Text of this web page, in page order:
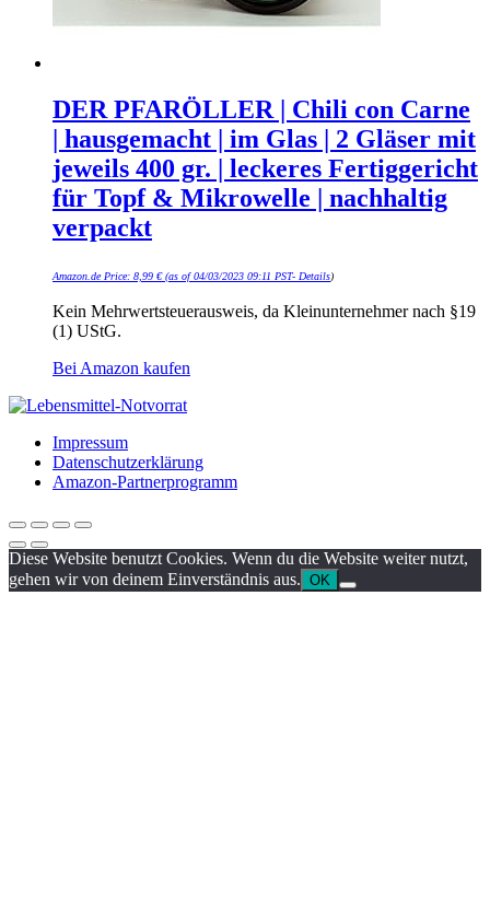
DER PFARÖLLER | Chili con Carne
| hausgemacht | im Glas | 2 Gläser mit
jeweils 400 gr. | leckeres Fertiggericht
für Topf & Mikrowelle | nachhaltig
verpackt
Amazon.de Price: 8,99 €(as of 04/03/2023 09:11 PST- Details)
Kein Mehrwertsteuerausweis, da Kleinunternehmer nach §19
(1) UStG.
Bei Amazon kaufen
Impressum
Datenschutzerklärung
Amazon-Partnerprogramm
Diese Website benutzt Cookies. Wenn du die Website weiter nutzt,
gehen wir von deinem Einverständnis aus. OK